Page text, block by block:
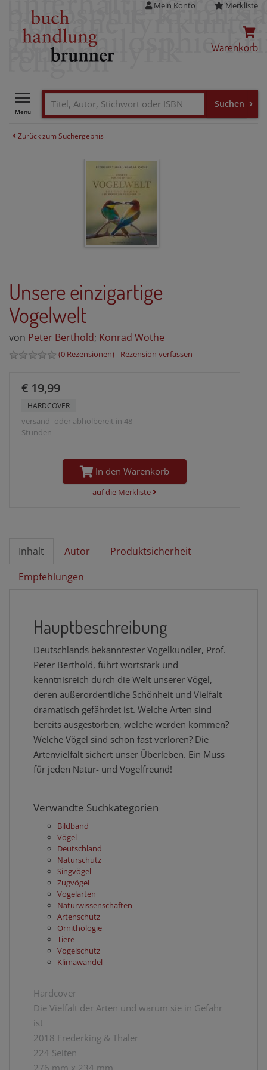
Mein Konto Merkliste
Warenkorb
Toggle
navigation
Zurück zum Suchergebnis
Unsere einzigartige
Vogelwelt
von Peter Berthold; Konrad Wothe
(0 Rezensionen) - Rezension verfassen
€ 19,99
HARDCOVER
versand- oder abholbereit in 48
Stunden
In den Warenkorb
auf die Merkliste
Inhalt Autor
Produktsicherheit
Empfehlungen
Hauptbeschreibung
Deutschlands bekanntester Vogelkundler, Prof.
Peter Berthold, führt wortstark und
kenntnisreich durch die Welt unserer Vögel,
deren außerordentliche Schönheit und Vielfalt
dramatisch gefährdet ist. Welche Arten sind
bereits ausgestorben, welche werden kommen?
Welche Vögel sind schon fast verloren? Die
Artenvielfalt sichert unser Überleben. Ein Muss
für jeden Natur- und Vogelfreund!
Verwandte Suchkategorien
Bildband
Vögel
Deutschland
Naturschutz
Singvögel
Zugvögel
Vogelarten
Naturwissenschaften
Artenschutz
Ornithologie
Tiere
Vogelschutz
Klimawandel
Hardcover
Die Vielfalt der Arten und warum sie in Gefahr
ist
2018 Frederking & Thaler
224 Seiten